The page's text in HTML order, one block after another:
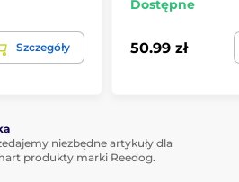
Szczegóły
Dostępne
50.99 zł
niezbędne artykuły dla
produkty marki Reedog.